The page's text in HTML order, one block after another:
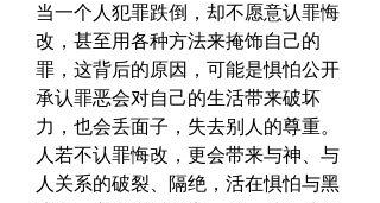
当一个人犯罪跌倒，却不愿意认罪悔
改，甚至用各种方法来掩饰自己的
罪，这背后的原因，可能是惧怕公开
承认罪恶会对自己的生活带来破坏
力，也会丢面子，失去别人的尊重。
人若不认罪悔改，更会带来与神、与
人关系的破裂、隔绝，活在惧怕与黑